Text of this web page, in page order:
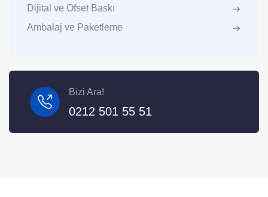
Dijital ve Ofset Baskı
Ambalaj ve Paketleme
Bizi Ara!
0212 501 55 51